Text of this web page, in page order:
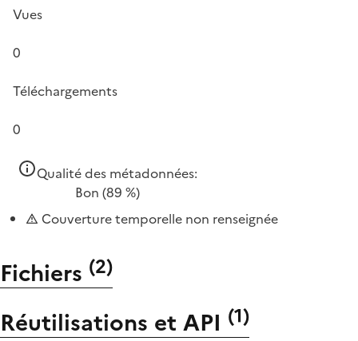
Vues
0
Téléchargements
0
Qualité des métadonnées:
Bon (89 %)
Couverture temporelle non renseignée
Fichiers (2)
Réutilisations et API (1)